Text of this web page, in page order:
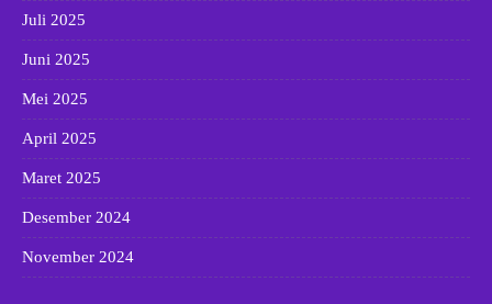
Juli 2025
Juni 2025
Mei 2025
April 2025
Maret 2025
Desember 2024
November 2024